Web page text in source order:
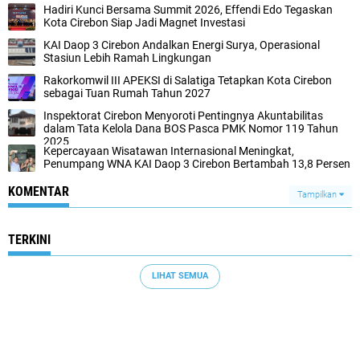
Hadiri Kunci Bersama Summit 2026, Effendi Edo Tegaskan
Kota Cirebon Siap Jadi Magnet Investasi
KAI Daop 3 Cirebon Andalkan Energi Surya, Operasional
Stasiun Lebih Ramah Lingkungan
Rakorkomwil III APEKSI di Salatiga Tetapkan Kota Cirebon
sebagai Tuan Rumah Tahun 2027
Inspektorat Cirebon Menyoroti Pentingnya Akuntabilitas
dalam Tata Kelola Dana BOS Pasca PMK Nomor 119 Tahun
2025
Kepercayaan Wisatawan Internasional Meningkat,
Penumpang WNA KAI Daop 3 Cirebon Bertambah 13,8 Persen
KOMENTAR Tampilkan
TERKINI
LIHAT SEMUA